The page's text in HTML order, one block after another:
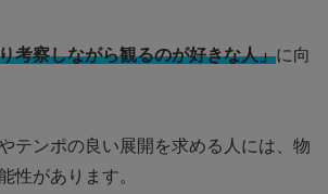
考察しながら観るのが好きな人」に向
テンポの良い展開を求める人には、物
性があります。